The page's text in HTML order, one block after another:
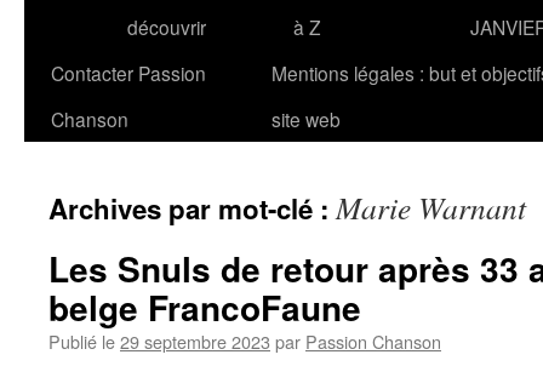
découvrir
à Z
Contacter Passion
Chanson
Mentions légales : but et
site web
Archives par mot-clé :Marie Warnant
Les Snuls de retour après 33
belge FrancoFaune
Publié le29 septembre 2023 par Passion Chanson